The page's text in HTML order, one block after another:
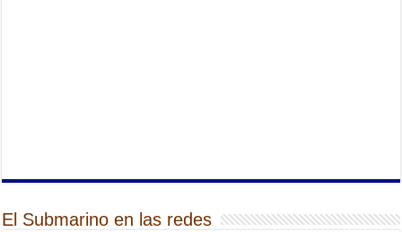
El Submarino en las redes